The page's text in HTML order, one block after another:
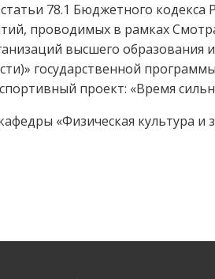
78.1 Бюджетного
проводимых в рамках
высшего образования
государственной
проект: «Время
«Физическая культура